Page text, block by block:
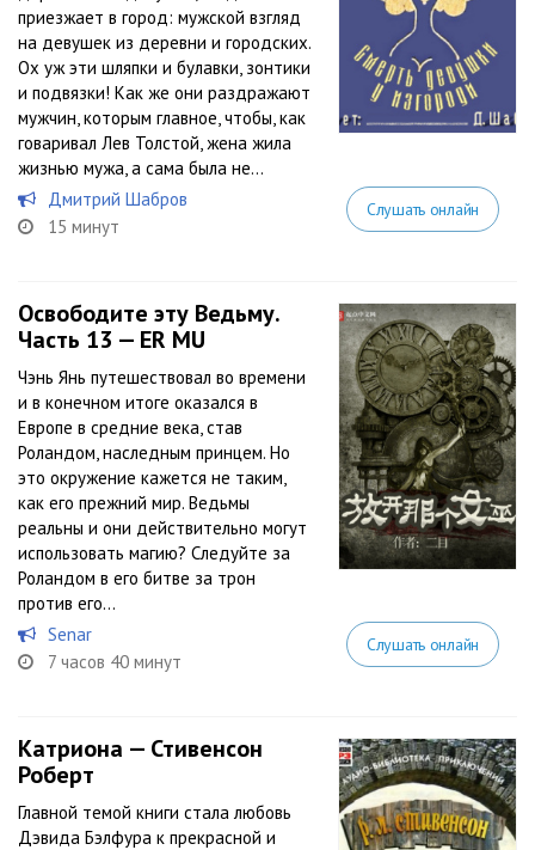
приезжает в город: мужской взгляд
на девушек из деревни и городских.
Ох уж эти шляпки и булавки, зонтики
и подвязки! Как же они раздражают
мужчин, которым главное, чтобы, как
говаривал Лев Толстой, жена жила
жизнью мужа, а сама была не...
Дмитрий Шабров
15 минут
Слушать онлайн
Освободите эту Ведьму.
Часть 13 — ER MU
Чэнь Янь путешествовал во времени
и в конечном итоге оказался в
Европе в средние века, став
Роландом, наследным принцем. Но
это окружение кажется не таким,
как его прежний мир. Ведьмы
реальны и они действительно могут
использовать магию? Следуйте за
Роландом в его битве за трон
против его...
Senar
7 часов 40 минут
Слушать онлайн
Катриона — Стивенсон
Роберт
Главной темой книги стала любовь
Дэвида Бэлфура к прекрасной и